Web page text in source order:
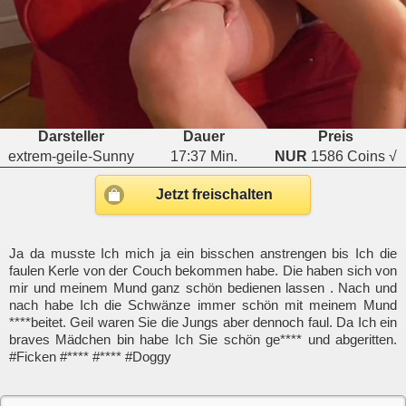
Darsteller Dauer
Preis
extrem-geile-Sunny
17:37 Min. NUR 1586 Coins √
Jetzt freischalten
Ja da musste Ich mich ja ein bisschen anstrengen bis Ich die
faulen Kerle von der Couch bekommen habe. Die haben sich von
mir und meinem Mund ganz schön bedienen lassen . Nach und
nach habe Ich die Schwänze immer schön mit meinem Mund
****beitet. Geil waren Sie die Jungs aber dennoch faul. Da Ich ein
braves Mädchen bin habe Ich Sie schön ge**** und abgeritten.
#Ficken #**** #**** #Doggy